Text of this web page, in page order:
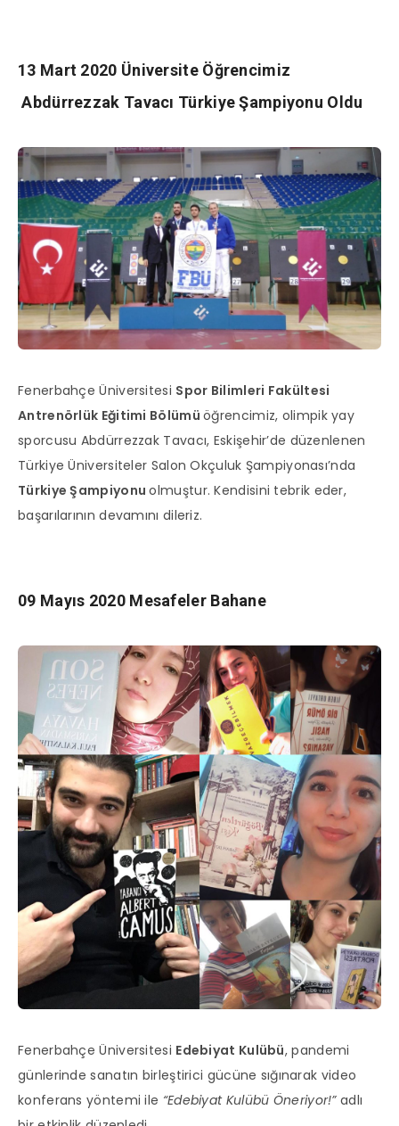
13 Mart 2020 Üniversite Öğrencimiz
Abdürrezzak Tavacı Türkiye Şampiyonu Oldu
Fenerbahçe Üniversitesi Spor Bilimleri Fakültesi
Antrenörlük Eğitimi Bölümüöğrencimiz, olimpik yay
sporcusu Abdürrezzak Tavacı, Eskişehir’de düzenlenen
Türkiye Üniversiteler Salon Okçuluk Şampiyonası’nda
Türkiye Şampiyonuolmuştur. Kendisini tebrik eder,
başarılarının devamını dileriz.
09 Mayıs 2020 Mesafeler Bahane
Fenerbahçe Üniversitesi Edebiyat Kulübü, pandemi
günlerinde sanatın birleştirici gücüne sığınarak video
konferans yöntemi ile “Edebiyat Kulübü Öneriyor!”adlı